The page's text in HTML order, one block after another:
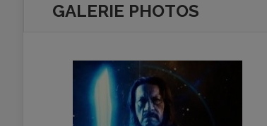
GALERIE PHOTOS